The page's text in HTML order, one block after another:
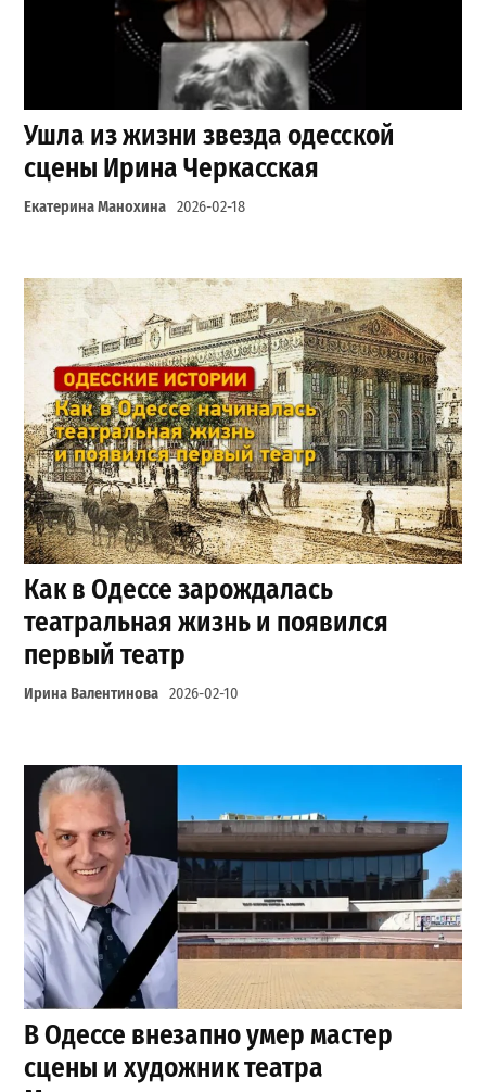
Ушла из жизни звезда одесской
сцены Ирина Черкасская
Екатерина Манохина 2026-02-18
Как в Одессе зарождалась
театральная жизнь и появился
первый театр
Ирина Валентинова 2026-02-10
В Одессе внезапно умер мастер
сцены и художник театра